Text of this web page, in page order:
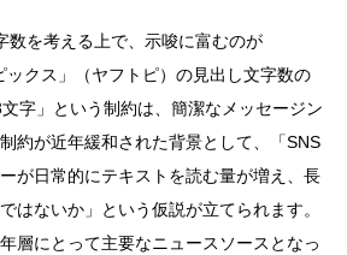
数を考える上で、示唆に富むのが
ックス」（ヤフトピ）の見出し文字数の
字」という制約は、簡潔なメッセージン
約が近年緩和された背景として、「SNS
が日常的にテキストを読む量が増え、長
はないか」という仮説が立てられます。
層にとって主要なニュースソースとなっ